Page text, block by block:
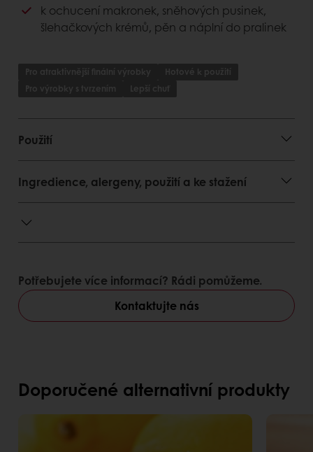
Výhody pro spotřebitele
příjemná banánová příchuť
k ochucení makronek, sněhových pusinek,
šlehačkových krémů, pěn a náplní do pralinek
Pro atraktivnější finální výrobky
Hotové k použití
Pro výrobky s tvrzením
Lepší chuť
Použití
Ingredience, alergeny, použití a ke stažení
Potřebujete více informací? Rádi pomůžeme.
Kontaktujte nás
Doporučené alternativní produkty